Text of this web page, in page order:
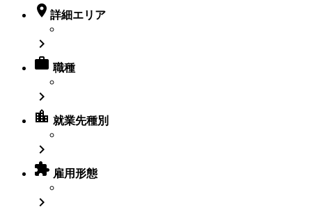
 詳細エリア

 職種

location_city 就業先種別

 雇用形態
